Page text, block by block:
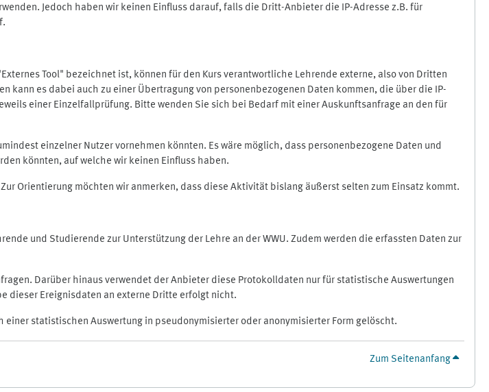
Jedoch haben wir keinen Einfluss darauf, falls die Dritt-Anbieter die IP-Adresse z.B. für
Tool" bezeichnet ist, können für den Kurs verantwortliche Lehrende externe, also von Dritten
es dabei auch zu einer Übertragung von personenbezogenen Daten kommen, die über die IP-
einer Einzelfallprüfung. Bitte wenden Sie sich bei Bedarf mit einer Auskunftsanfrage an den für
einzelner Nutzer vornehmen könnten. Es wäre möglich, dass personenbezogene Daten und
könnten, auf welche wir keinen Einfluss haben.
Orientierung möchten wir anmerken, dass diese Aktivität bislang äußerst selten zum Einsatz kommt.
und Studierende zur Unterstützung der Lehre an der WWU. Zudem werden die erfassten Daten zur
Darüber hinaus verwendet der Anbieter diese Protokolldaten nur für statistische Auswertungen
dieser Ereignisdaten an externe Dritte erfolgt nicht.
statistischen Auswertung in pseudonymisierter oder anonymisierter Form gelöscht.
Zum Seitenanfang